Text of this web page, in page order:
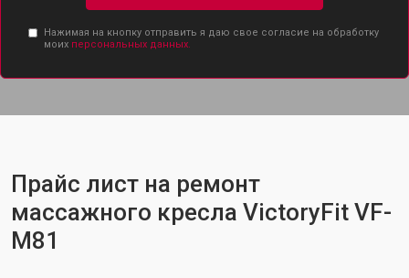
Нажимая на кнопку отправить я даю свое согласие на обработку
моих персональных данных.
Прайс лист на ремонт
массажного кресла VictoryFit VF-
M81